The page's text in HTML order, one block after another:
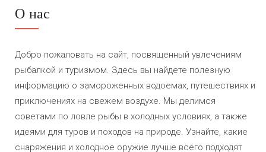
О нас
Добро пожаловать на сайт, посвященный увлечениям
рыбалкой и туризмом. Здесь вы найдете полезную
информацию о замороженных водоемах, путешествиях и
приключениях на свежем воздухе. Мы делимся
советами по ловле рыбы в холодных условиях, а также
идеями для туров и походов на природе. Узнайте, какие
снаряжения и холодное оружие лучше всего подходят